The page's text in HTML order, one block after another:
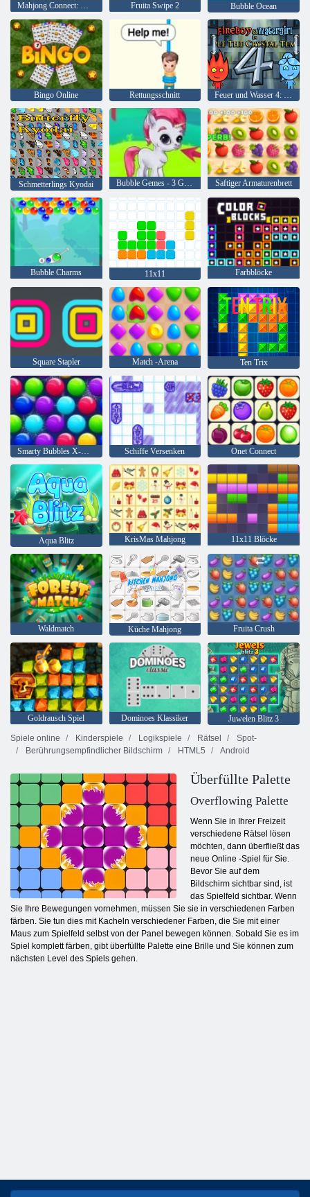
Mahjong Connect: Woodventure Fruita Swipe 2 Bubble Ocean
Bingo Online Rettungsschnitt Feuer und Wasser 4: Kristalltempel
Schmetterlings Kyodai Bubble Gemes - 3 Gewinnt Saftiger Armaturenbrett
Bubble Charms 11x11 Farbblöcke
Square Stapler Match -Arena Ten Trix
Smarty Bubbles X-Mas Schiffe Versenken Onet Connect
Aqua Blitz KrisMas Mahjong 11x11 Blöcke
Waldmatch Küche Mahjong Fruita Crush
Goldrausch Spiel Dominoes Klassiker
Juwelen Blitz 3
Spiele online
Kinderspiele Logikspiele Rätsel
Spot-
Berührungsempfindlicher Bildschirm
HTML5 Android
Überfüllte Palette
Overflowing Palette
Wenn Sie in Ihrer Freizeit
verschiedene Rätsel lösen
möchten, dann überfließt das
neue Online -Spiel für Sie.
Bevor Sie auf dem
Bildschirm sichtbar sind, ist
das Spielfeld sichtbar. Wenn
Sie Ihre Bewegungen vornehmen, müssen Sie sie in verschiedenen Farben
färben. Sie tun dies mit Kacheln verschiedener Farben, die Sie mit einer
Maus zum Spielfeld selbst von der Panel bewegen können. Sobald Sie es im
Spiel komplett färben, gibt überfüllte Palette eine Brille und Sie können zum
nächsten Level des Spiels gehen.